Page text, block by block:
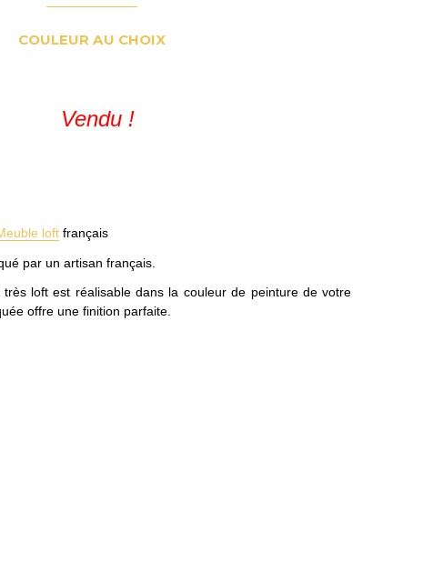
COULEUR AU CHOIX
Vendu !
loftfrançais
par un artisan français.
loft est réalisable dans la couleur de peinture de votre
offre une finition parfaite.